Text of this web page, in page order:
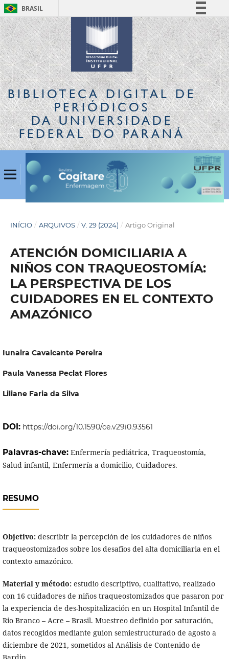
BRASIL
Simplifique!
Comunica BR
Participe
Acesso à informação
Legislação
Canais
BIBLIOTECA DIGITALDE
PERIÓDICOS
DA UNIVERSIDADE
FEDERAL DO PARANÁ
INÍCIO / ARQUIVOS / V. 29 (2024) / Artigo Original
ATENCIÓN DOMICILIARIA A
NIÑOS CON TRAQUEOSTOMÍA:
LA PERSPECTIVA DE LOS
CUIDADORES EN EL CONTEXTO
AMAZÓNICO
Iunaira Cavalcante Pereira
Paula Vanessa Peclat Flores
Liliane Faria da Silva
DOI: https://doi.org/10.1590/ce.v29i0.93561
Palavras-chave: Enfermería pediátrica, Traqueostomía,
Salud infantil, Enfermería a domicilio, Cuidadores.
RESUMO
Objetivo: describir la percepción de los cuidadores de niños
traqueostomizados sobre los desafíos del alta domiciliaria en el
contexto amazónico.
Material y método:estudio descriptivo, cualitativo, realizado
con 16 cuidadores de niños traqueostomizados que pasaron por
la experiencia de des-hospitalización en un Hospital Infantil de
Rio Branco – Acre – Brasil. Muestreo definido por saturación,
datos recogidos mediante guion semiestructurado de agosto a
diciembre de 2021, sometidos al Análisis de Contenido de